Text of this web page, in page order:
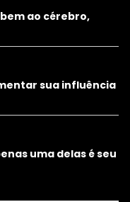
ao cérebro,
sua influência
uma delas é seu